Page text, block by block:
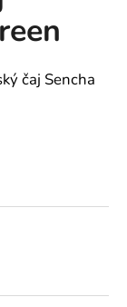
čaj Sencha